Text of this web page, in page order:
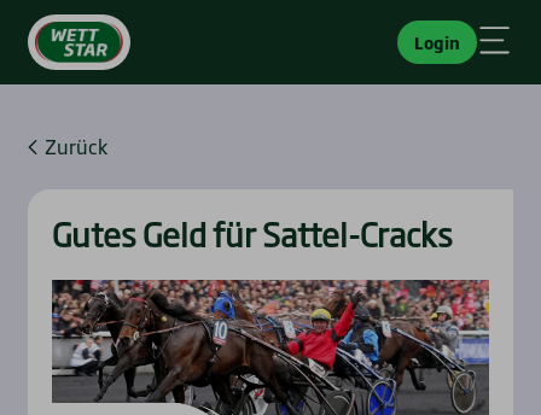
Login
Zurück
Gutes Geld für Sat­tel-Cracks